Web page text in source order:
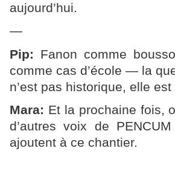
aujourd’hui.
—
Pip: Fanon comme
comme cas d’école — la
n’est pas historique, elle
Mara: Et la prochaine fois,
d’autres voix de PENCUM
ajoutent à ce chantier.